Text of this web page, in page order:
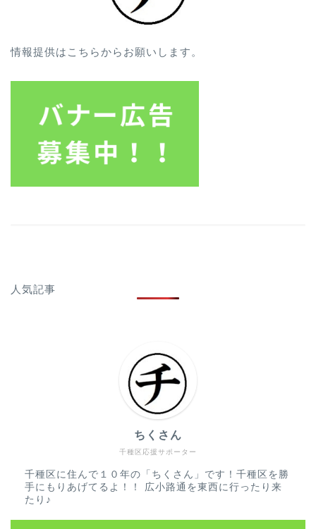
情報提供はこちらからお願いします。
人気記事
千種区応援サポーター
ちくさん
千種区に住んで１０年の「ちくさん」です！千種区を勝
手にもりあげてるよ！！ 広小路通を東西に行ったり来
たり♪